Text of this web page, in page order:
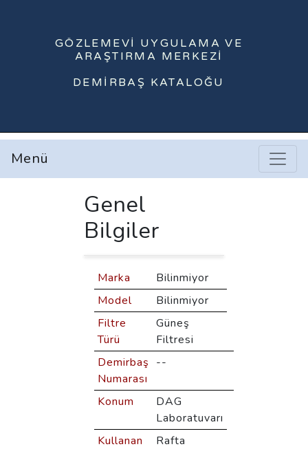
GÖZLEMEVI UYGULAMA VE
ARAŞTIRMA MERKEZI
DEMIRBAŞ KATALOĞU
Menü
Genel
Bilgiler
Marka
Bilinmiyor
Model
Bilinmiyor
Filtre
Türü
Güneş
Filtresi
Demirbaş
Numarası
--
Konum
DAG
Laboratuvarı
Kullanan
Rafta